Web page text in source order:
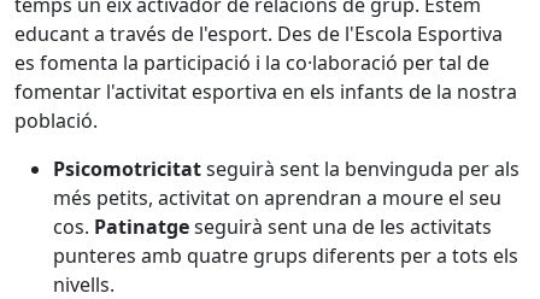
educant a través de l'esport. Des de l'Escola Esportiva
es fomenta la participació i la co·laboració per tal de
fomentar l'activitat esportiva en els infants de la nostra
població.
Psicomotricitatseguirà sent la benvinguda per als
més petits, activitat on aprendran a moure el seu
cos. Patinatgeseguirà sent una de les activitats
punteres amb quatre grups diferents per a tots els
nivells.